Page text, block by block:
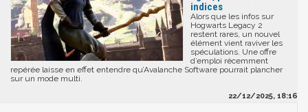
indices
Alors que les infos sur
Hogwarts Legacy 2
restent rares, un nouvel
élément vient raviver les
spéculations. Une offre
d’emploi récemment
repérée laisse en effet entendre qu’Avalanche Software pourrait plancher
sur un mode multi.
22/12/2025, 18:16